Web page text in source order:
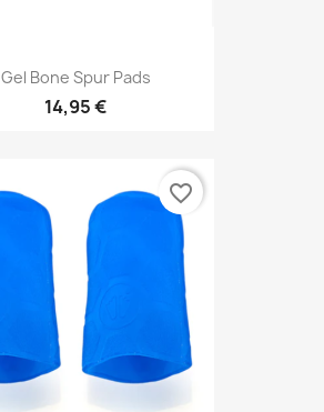
Gel Bone Spur Pads
14,95 €
favorite_border